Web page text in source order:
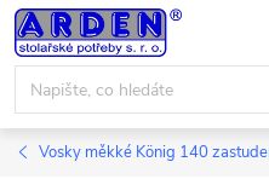
Přejít
na
obsah
Vosky měkké König 140